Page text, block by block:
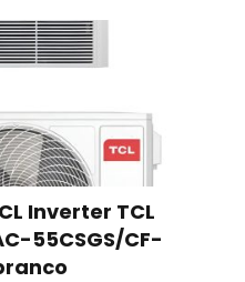
Inverter TCL
55CSGS/CF-